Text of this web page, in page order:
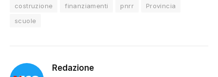
costruzione finanziamenti pnrr
Provincia
scuole
Redazione